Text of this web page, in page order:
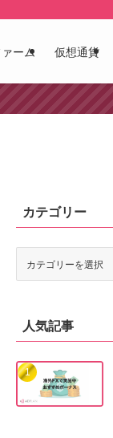
ーム 仮想通貨
カテゴリー
ゴ
人気記事